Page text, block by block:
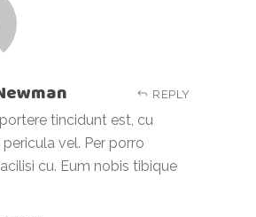
REPLY
tincidunt est, cu
vel. Per porro
cu. Eum nobis tibique